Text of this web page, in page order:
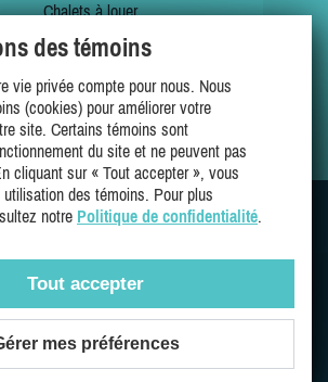
Chalets à louer
Chalets à vendre
Offres spéciales
Mes favoris
SUIVEZ-NOUS SUR
100% québécoise et fière de l'être
des témoins
vie privée compte pour nous. Nous
(cookies) pour améliorer votre
site. Certains témoins sont
du site et ne peuvent pas
cliquant sur « Tout accepter », vous
des témoins. Pour plus
notre Politique de confidentialité.
Tout accepter
mes préférences